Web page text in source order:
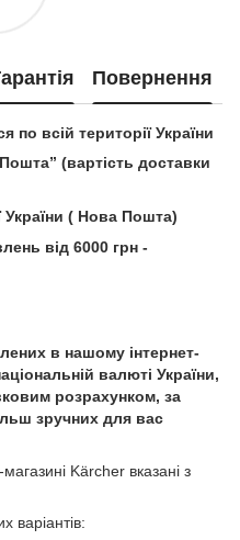
Повернення
по всій території України
(вартість доставки
України ( Нова Пошта)
від 6000 грн -
в нашому інтернет-
валюті України,
розрахунком, за
зручних для вас
Kärcher вказані з
варіантів: